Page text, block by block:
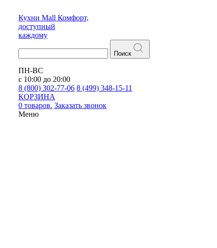
Кухни Mall Комфорт,
доступный
каждому
Поиск
ПН-ВС
с 10:00 до 20:00
8 (800) 302-77-06 8 (499) 348-15-11
КОРЗИНА
0 товаров. Заказать звонок
Меню